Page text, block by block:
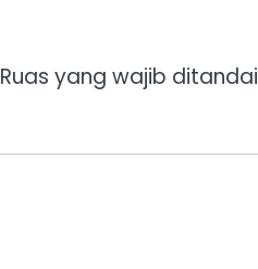
Ruas yang wajib ditandai